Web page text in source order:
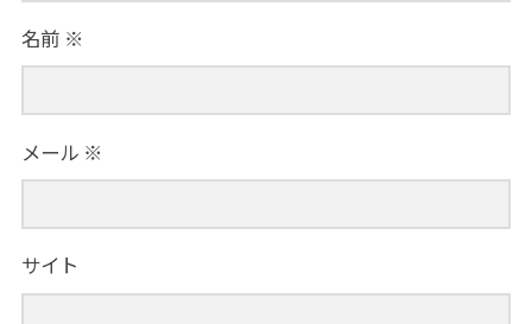
名前 ※
メール ※
サイト